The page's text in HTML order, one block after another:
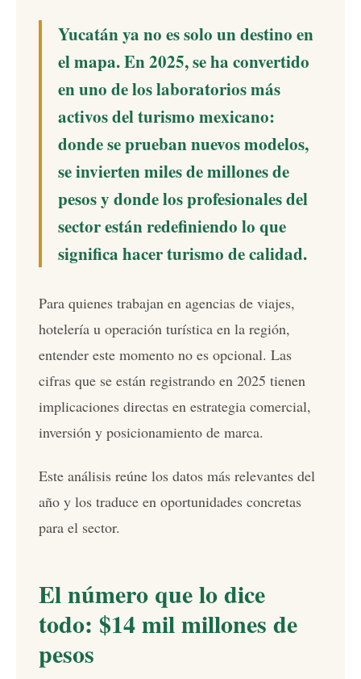
Yucatán ya no es solo un destino en
el mapa. En 2025, se ha convertido
en uno de los laboratorios más
activos del turismo mexicano:
donde se prueban nuevos modelos,
se invierten miles de millones de
pesos y donde los profesionales del
sector están redefiniendo lo que
significa hacer turismo de calidad.
Para quienes trabajan en agencias de viajes,
hotelería u operación turística en la región,
entender este momento no es opcional. Las
cifras que se están registrando en 2025 tienen
implicaciones directas en estrategia comercial,
inversión y posicionamiento de marca.
Este análisis reúne los datos más relevantes del
año y los traduce en oportunidades concretas
para el sector.
El número que lo dice
todo: $14 mil millones de
pesos